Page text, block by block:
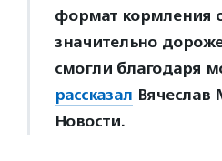
формат кормления
значительно
смогли благодаря
рассказал
Новости.